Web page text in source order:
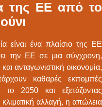
της ΕΕ από το
είναι ένα πλαίσιο της ΕΕ
την ΕΕ σε μια σύγχρονη,
ανταγωνιστική οικονομία,
καθαρές εκπομπές
2050 και εξετάζοντας
αλλαγή, η απώλεια